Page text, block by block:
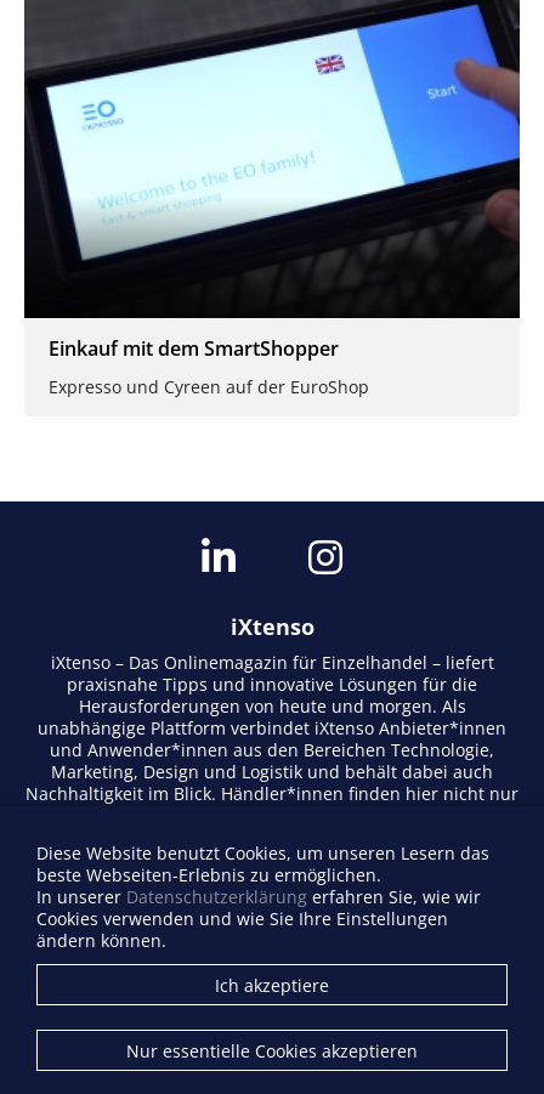
Einkauf mit dem SmartShopper
Expresso und Cyreen auf der EuroShop
iXtenso
iXtenso – Das Onlinemagazin für Einzelhandel – liefert
praxisnahe Tipps und innovative Lösungen für die
Herausforderungen von heute und morgen. Als
unabhängige Plattform verbindet iXtenso Anbieter*innen
und Anwender*innen aus den Bereichen Technologie,
Marketing, Design und Logistik und behält dabei auch
Nachhaltigkeit im Blick. Händler*innen finden hier nicht nur
lebendigen Schreibstil und relevantem Content fördert das
Magazin den Austausch innerhalb der Retail-Community.
Ob digitale Trends oder praktische Alltagstipps – iXtenso
macht Wissen für den Handel zugänglich.
Firma eintragen
Mediadaten
Kontakt
Diese Website benutzt Cookies, um unseren Lesern das
beste Webseiten-Erlebnis zu ermöglichen.
In unserer Datenschutzerklärung erfahren Sie, wie wir
Cookies verwenden und wie Sie Ihre Einstellungen
ändern können.
Ich akzeptiere
Nur essentielle Cookies akzeptieren